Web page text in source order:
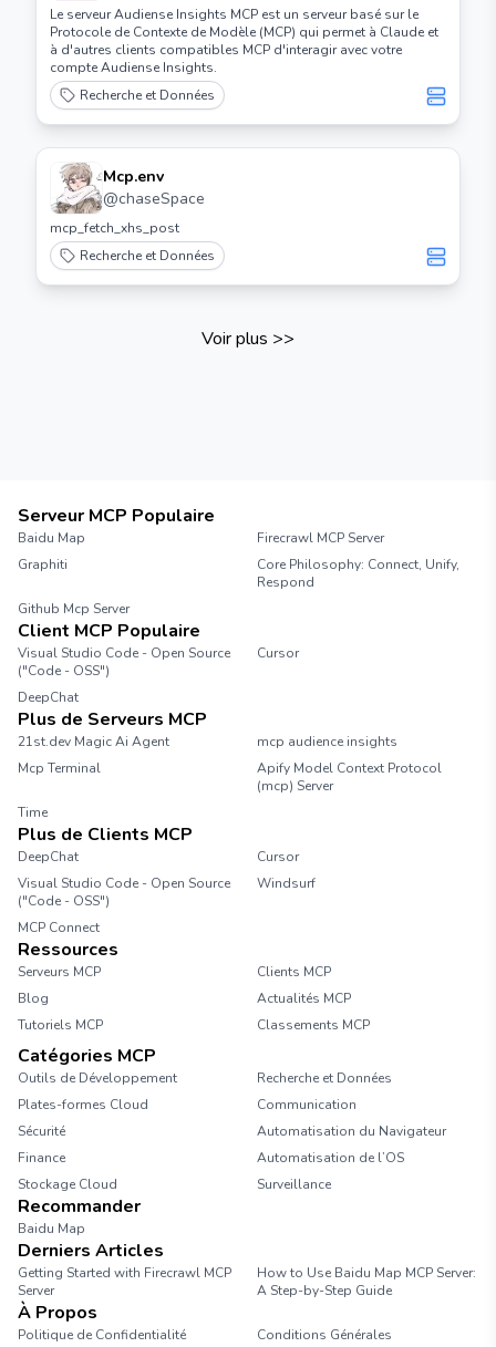
Le serveur Audiense Insights MCP est un serveur basé sur le
Protocole de Contexte de Modèle (MCP) qui permet à Claude et
à d'autres clients compatibles MCP d'interagir avec votre
compte Audiense Insights.
Recherche et Données
Mcp.env
@chaseSpace
mcp_fetch_xhs_post
Recherche et Données
Voir plus >>
Serveur MCP Populaire
Baidu Map
Firecrawl MCP Server
Graphiti
Core Philosophy: Connect, Unify,
Respond
Github Mcp Server
Client MCP Populaire
Visual Studio Code - Open Source
("Code - OSS")
Cursor
DeepChat
Plus de Serveurs MCP
21st.dev Magic Ai Agent
mcp audience insights
Mcp Terminal
Apify Model Context Protocol
(mcp) Server
Time
Plus de Clients MCP
DeepChat
Cursor
Visual Studio Code - Open Source
("Code - OSS")
Windsurf
MCP Connect
Ressources
Serveurs MCP
Clients MCP
Blog
Actualités MCP
Tutoriels MCP
Classements MCP
Catégories MCP
Outils de Développement
Recherche et Données
Plates-formes Cloud
Communication
Sécurité
Automatisation du Navigateur
Finance
Automatisation de l’OS
Stockage Cloud
Surveillance
Recommander
Baidu Map
Derniers Articles
Getting Started with Firecrawl MCP
Server
How to Use Baidu Map MCP Server:
A Step-by-Step Guide
À Propos
Politique de Confidentialité Conditions Générales